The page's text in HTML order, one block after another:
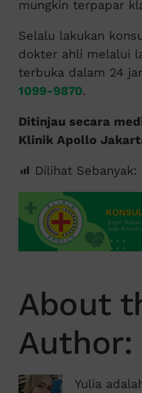
mungkin terpapar
Selalu lakukan
dokter ahli melalui
terbuka dalam 24
1099-9870.
Ditinjau secara
Klinik Apollo
Dilihat Sebanyak:
About
Author:
Yulia